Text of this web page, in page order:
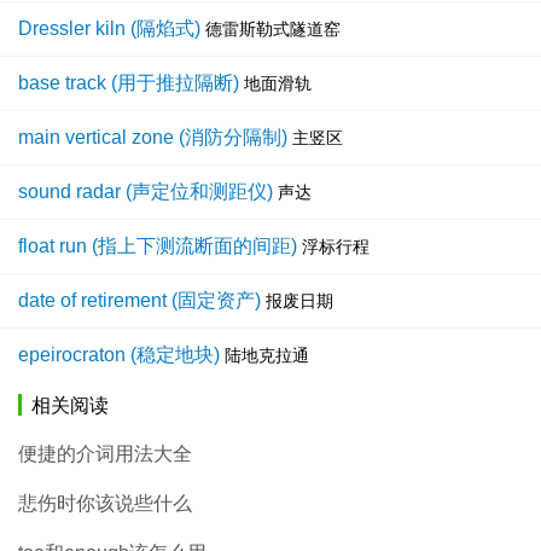
Dressler kiln (隔焰式) 德雷斯勒式隧道窑
base track (用于推拉隔断) 地面滑轨
main vertical zone (消防分隔制) 主竖区
sound radar (声定位和测距仪) 声达
float run (指上下测流断面的间距) 浮标行程
date of retirement (固定资产) 报废日期
epeirocraton (稳定地块) 陆地克拉通
相关阅读
便捷的介词用法大全
悲伤时你该说些什么